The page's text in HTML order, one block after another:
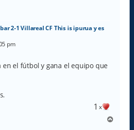
2-1 Villareal CF This is ipurua y es
pm
en el fútbol y gana el equipo que
1 x